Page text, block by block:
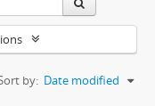
by: Date modified